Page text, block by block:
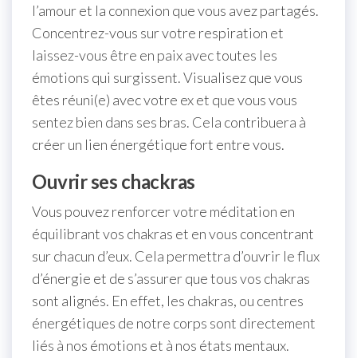
l’amour et la connexion que vous avez partagés.
Concentrez-vous sur votre respiration et
laissez-vous être en paix avec toutes les
émotions qui surgissent. Visualisez que vous
êtes réuni(e) avec votre ex et que vous vous
sentez bien dans ses bras. Cela contribuera à
créer un lien énergétique fort entre vous.
Ouvrir ses chackras
Vous pouvez renforcer votre méditation en
équilibrant vos chakras et en vous concentrant
sur chacun d’eux. Cela permettra d’ouvrir le flux
d’énergie et de s’assurer que tous vos chakras
sont alignés. En effet, les chakras, ou centres
énergétiques de notre corps sont directement
liés à nos émotions et à nos états mentaux.